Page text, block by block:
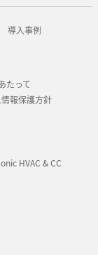
導入事例
たって
報保護方針
HVAC & CC